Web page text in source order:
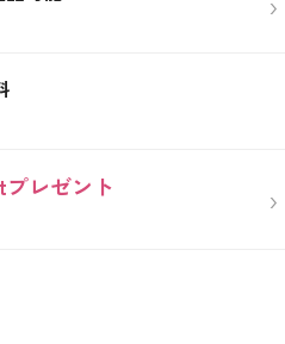
プレゼント ›